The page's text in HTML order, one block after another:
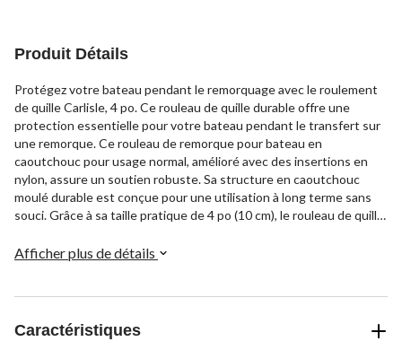
Produit Détails
Protégez votre bateau pendant le remorquage avec le roulement
de quille Carlisle, 4 po. Ce rouleau de quille durable offre une
protection essentielle pour votre bateau pendant le transfert sur
une remorque. Ce rouleau de remorque pour bateau en
caoutchouc pour usage normal, amélioré avec des insertions en
nylon, assure un soutien robuste. Sa structure en caoutchouc
moulé durable est conçue pour une utilisation à long terme sans
souci. Grâce à sa taille pratique de 4 po (10 cm), le rouleau de quille
sécuritaire de bateau.
Afficher plus de détails
Caractéristiques